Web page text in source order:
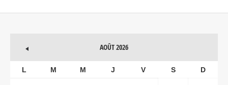
AOÛT 2026
L M M J V S D